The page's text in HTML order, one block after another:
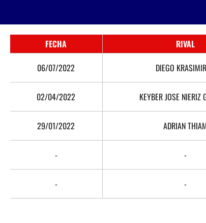
FECHA RIVAL
06/07/2022
DIEGO
02/04/2022 KEYBER JOSE NIERIZ
29/01/2022 ADRIAN
- -
- -